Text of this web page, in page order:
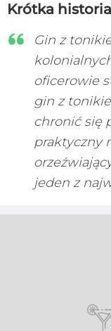
Krótka
Gin z
oficerowie
gin z
chronić się
praktyczny
jeden z